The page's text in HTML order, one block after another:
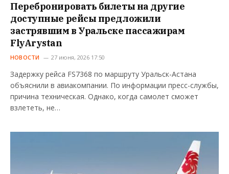
Перебронировать билеты на другие
доступные рейсы предложили
застрявшим в Уральске пассажирам
FlyArystan
НОВОСТИ 27 июня, 2026 17:50
Задержку рейса FS7368 по маршруту Уральск-Астана
объяснили в авиакомпании. По информации пресс-службы,
причина техническая. Однако, когда самолет сможет
взлететь, не…